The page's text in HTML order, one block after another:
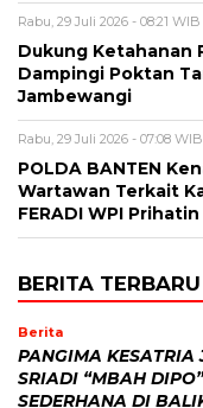
Rabu, 29 Juli 2026 - 08:21 WIB
Dukung Ketahanan
Dampingi Poktan
Jambewangi
Rabu, 29 Juli 2026 - 07:08 WIB
POLDA BANTEN
Wartawan Terkait
FERADI WPI Prihatin
BERITA TERBARU
Berita
PANGIMA KESATRIA
SRIADI “MBAH
SEDERHANA DI